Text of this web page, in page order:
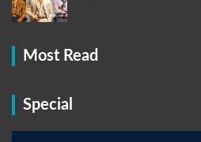
Most Read
Special